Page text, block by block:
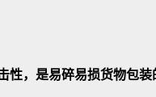
性，是易碎易损货物包